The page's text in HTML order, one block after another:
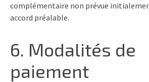
complémentaire non prévue
accord préalable.
6. Modalités de
paiement